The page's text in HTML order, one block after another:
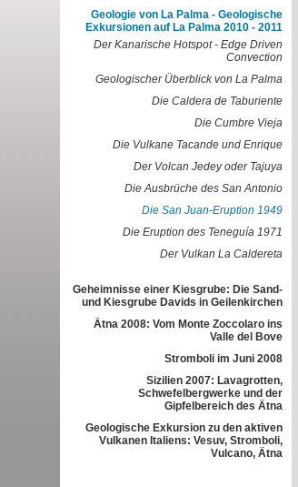
Geologie von La Palma - Geologische
Exkursionen auf La Palma 2010 - 2011
Der Kanarische Hotspot - Edge Driven
Convection
Geologischer Überblick von La Palma
Die Caldera de Taburiente
Die Cumbre Vieja
Die Vulkane Tacande und Enrique
Der Volcan Jedey oder Tajuya
Die Ausbrüche des San Antonio
Die San Juan-Eruption 1949
Die Eruption des Teneguía 1971
Der Vulkan La Caldereta
Geheimnisse einer Kiesgrube: Die Sand-
und Kiesgrube Davids in Geilenkirchen
Ätna 2008: Vom Monte Zoccolaro ins
Valle del Bove
Stromboli im Juni 2008
Sizilien 2007: Lavagrotten,
Schwefelbergwerke und der
Gipfelbereich des Ätna
Geologische Exkursion zu den aktiven
Vulkanen Italiens: Vesuv, Stromboli,
Vulcano, Ätna